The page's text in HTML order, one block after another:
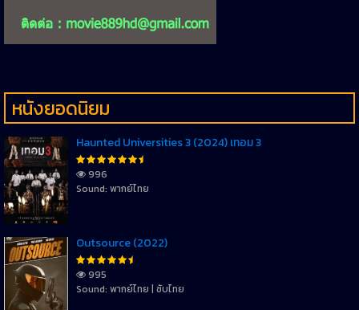
หนังยอดนิยม
Haunted Universities 3 (2024) เทอม 3
996
Sound: พากย์ไทย
Outsource (2022)
995
Sound: พากย์ไทย | ซับไทย